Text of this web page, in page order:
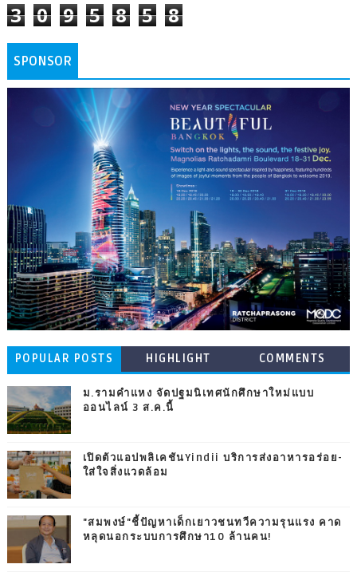
3 0 9 5 8 5 8
SPONSOR
POPULAR POSTS HIGHLIGHT COMMENTS
ม.รามคำแหง จัดปฐมนิเทศนักศึกษาใหม่แบบ
ออนไลน์ 3 ส.ค.นี้
เปิดตัวแอปพลิเคชันYindii บริการส่งอาหารอร่อย-
ใส่ใจสิ่งแวดล้อม
"สมพงษ์"ชี้ปัญหาเด็กเยาวชนทวีความรุนแรง คาด
หลุดนอกระบบการศึกษา10 ล้านคน!